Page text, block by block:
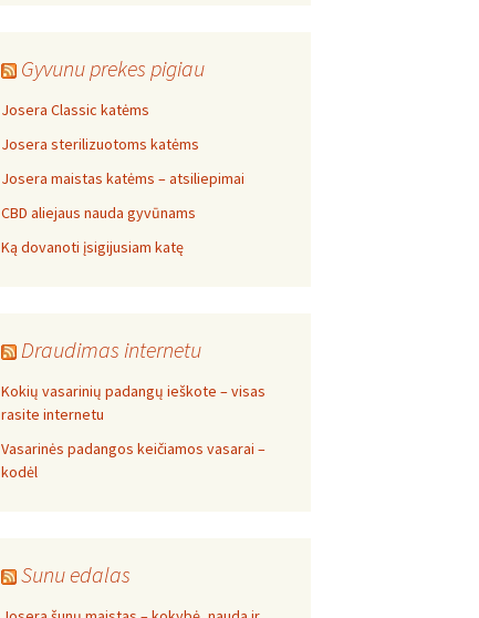
Gyvunu prekes pigiau
Josera Classic katėms
Josera sterilizuotoms katėms
Josera maistas katėms – atsiliepimai
CBD aliejaus nauda gyvūnams
Ką dovanoti įsigijusiam katę
Draudimas internetu
Kokių vasarinių padangų ieškote – visas
rasite internetu
Vasarinės padangos keičiamos vasarai –
kodėl
Sunu edalas